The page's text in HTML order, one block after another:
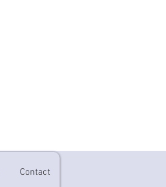
Contact